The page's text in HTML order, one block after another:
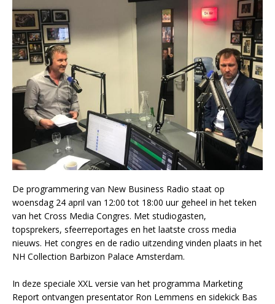
De programmering van New Business Radio staat op
woensdag 24 april van 12:00 tot 18:00 uur geheel in het teken
van het Cross Media Congres. Met studiogasten,
topsprekers, sfeerreportages en het laatste cross media
nieuws. Het congres en de radio uitzending vinden plaats in het
NH Collection Barbizon Palace Amsterdam.
In deze speciale XXL versie van het programma Marketing
Report ontvangen presentator Ron Lemmens en sidekick Bas